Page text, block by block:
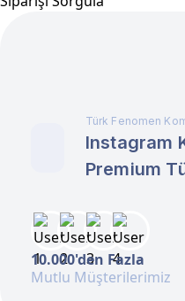
Türk Fenomen
Instagram
Premium
10.000'den Fazla
Mutlu Müşterilerimiz